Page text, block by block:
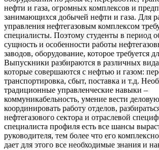
нефти и газа, огромных комплексов и
занимающихся добычей нефти и газа. Для
управления нефтегазовым комплексом
специалисты. Поэтому студенты в период
сущность и особенности работы
заводов, оборудование, которое требуется
Выпускники разбираются в различных
которые совершаются с нефтью и газом:
транспортировка, сбыт, поставка и т.д.
традиционные управленческие навыки –
коммуникабельность, умение вести
координировать работу отделов,
нефтегазового сектора и отраслевой
специалиста профиля есть все шансы
руководителя, тем более что его
дает для этого все необходимые знания и